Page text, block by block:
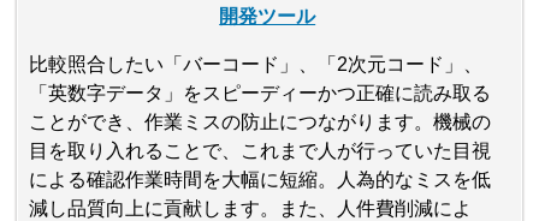
開発ツール
比較照合したい「バーコード」、「2次元コード」、
「英数字データ」をスピーディーかつ正確に読み取る
ことができ、作業ミスの防止につながります。機械の
目を取り入れることで、これまで人が行っていた目視
による確認作業時間を大幅に短縮。人為的なミスを低
減し品質向上に貢献します。また、人件費削減によ